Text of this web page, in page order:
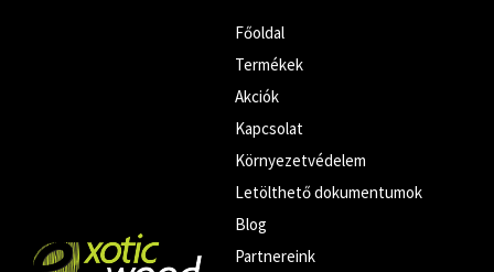
Főoldal
Termékek
Akciók
Kapcsolat
Környezetvédelem
Letölthető dokumentumok
Blog
Partnereink